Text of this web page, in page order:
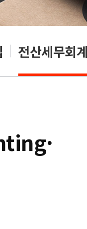
전산세무회